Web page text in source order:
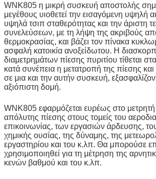
WNK805 η μικρή συσκευή αποστολής
μεγέθους υιοθετεί την εισαγόμενη υψηλή
υψηλά τσιπ σταθερότητας και την άριστη
συνελεύσεων, με τη λήψη της ακριβούς
θερμοκρασίας, και βάζει τον πίνακα
ασφαλή κατοικία ανοξείδωτου. Η
διαμετρημάτων πίεσης πυριτίου τίθεται
κατά συνέπεια η μετατροπή της πίεσης και
σε μια και την αυτήν συσκευή,
αξιόπιστη δομή.
WNK805 εφαρμόζεται ευρέως στο
απόλυτης πίεσης στους τομείς του
επικοινωνίας, των εργασιών άρδευσης,
χημικής ουσίας, της δύναμης, της
εργαστηρίου και του κ.λπ. Θα μπορούσε
χρησιμοποιηθεί για τη μέτρηση της
κενών βαθμού και του κ.λπ.